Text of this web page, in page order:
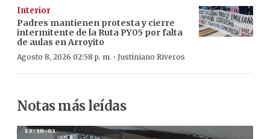
Interior
Padres mantienen protesta y cierre
intermitente de la Ruta PY05 por falta
de aulas en Arroyito
Agosto 8, 2026 02:58 p. m. · Justiniano Riveros
Notas más leídas